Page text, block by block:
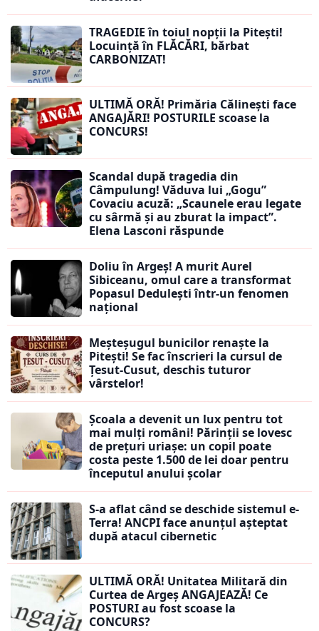
TRAGEDIE în toiul nopții la Pitești!
Locuință în FLĂCĂRI, bărbat
CARBONIZAT!
ULTIMĂ ORĂ! Primăria Călinești face
ANGAJĂRI! POSTURILE scoase la
CONCURS!
Scandal după tragedia din
Câmpulung! Văduva lui „Gogu”
Covaciu acuză: „Scaunele erau legate
cu sârmă și au zburat la impact”.
Elena Lasconi răspunde
Doliu în Argeș! A murit Aurel
Sibiceanu, omul care a transformat
Popasul Dedulești într-un fenomen
național
Meșteșugul bunicilor renaște la
Pitești! Se fac înscrieri la cursul de
Țesut-Cusut, deschis tuturor
vârstelor!
Școala a devenit un lux pentru tot
mai mulți români! Părinții se lovesc
de prețuri uriașe: un copil poate
costa peste 1.500 de lei doar pentru
începutul anului școlar
S-a aflat când se deschide sistemul e-
Terra! ANCPI face anunțul așteptat
după atacul cibernetic
ULTIMĂ ORĂ! Unitatea Militară din
Curtea de Argeș ANGAJEAZĂ! Ce
POSTURI au fost scoase la
CONCURS?